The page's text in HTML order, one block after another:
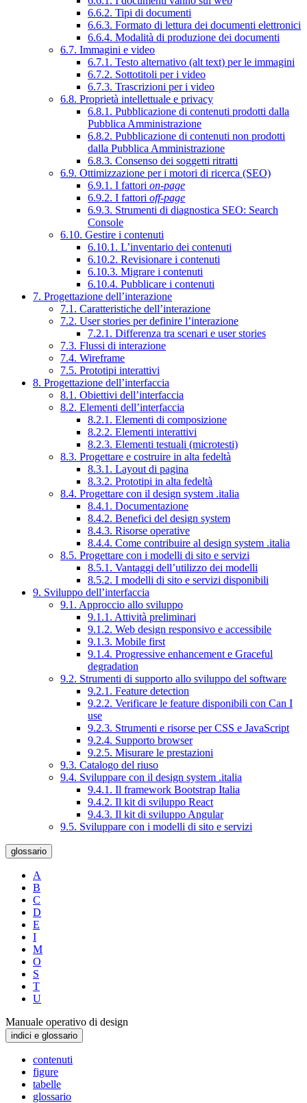
6.6.2. Tipi di documenti
6.6.3. Formato di lettura dei documenti elettronici
6.6.4. Modalità di produzione dei documenti
6.7. Immagini e video
6.7.1. Testo alternativo (alt text) per le immagini
6.7.2. Sottotitoli per i video
6.7.3. Trascrizioni per i video
6.8. Proprietà intellettuale e privacy
6.8.1. Pubblicazione di contenuti prodotti dalla
Pubblica Amministrazione
6.8.2. Pubblicazione di contenuti non prodotti
dalla Pubblica Amministrazione
6.8.3. Consenso dei soggetti ritratti
6.9. Ottimizzazione per i motori di ricerca (SEO)
6.9.1. I fattori on-page
6.9.2. I fattori off-page
6.9.3. Strumenti di diagnostica SEO: Search
Console
6.10. Gestire i contenuti
6.10.1. L’inventario dei contenuti
6.10.2. Revisionare i contenuti
6.10.3. Migrare i contenuti
6.10.4. Pubblicare i contenuti
7. Progettazione dell’interazione
7.1. Caratteristiche dell’interazione
7.2. User stories per definire l’interazione
7.2.1. Differenza tra scenari e user stories
7.3. Flussi di interazione
7.4. Wireframe
7.5. Prototipi interattivi
8. Progettazione dell’interfaccia
8.1. Obiettivi dell’interfaccia
8.2. Elementi dell’interfaccia
8.2.1. Elementi di composizione
8.2.2. Elementi interattivi
8.2.3. Elementi testuali (microtesti)
8.3. Progettare e costruire in alta fedeltà
8.3.1. Layout di pagina
8.3.2. Prototipi in alta fedeltà
8.4. Progettare con il design system .italia
8.4.1. Documentazione
8.4.2. Benefici del design system
8.4.3. Risorse operative
8.4.4. Come contribuire al design system .italia
8.5. Progettare con i modelli di sito e servizi
8.5.1. Vantaggi dell’utilizzo dei modelli
8.5.2. I modelli di sito e servizi disponibili
9. Sviluppo dell’interfaccia
9.1. Approccio allo sviluppo
9.1.1. Attività preliminari
9.1.2. Web design responsivo e accessibile
9.1.3. Mobile first
9.1.4. Progressive enhancement e Graceful
degradation
9.2. Strumenti di supporto allo sviluppo del software
9.2.1. Feature detection
9.2.2. Verificare le feature disponibili con Can I
use
9.2.3. Strumenti e risorse per CSS e JavaScript
9.2.4. Supporto browser
9.2.5. Misurare le prestazioni
9.3. Catalogo del riuso
9.4. Sviluppare con il design system .italia
9.4.1. Il framework Bootstrap Italia
9.4.2. Il kit di sviluppo React
9.4.3. Il kit di sviluppo Angular
9.5. Sviluppare con i modelli di sito e servizi
glossario
A
B
C
D
E
I
M
O
S
T
U
Manuale operativo di design
indici e glossario
contenuti
figure
tabelle
glossario